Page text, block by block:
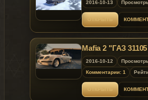
2016-10-13
Mafia 2 "ГАЗ
2016-10-12
Комментарии: 1